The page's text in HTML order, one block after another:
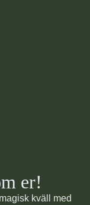
er!
kväll med